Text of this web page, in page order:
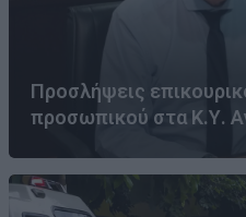
Προσλήψεις
προσωπικού στα Κ.Υ.